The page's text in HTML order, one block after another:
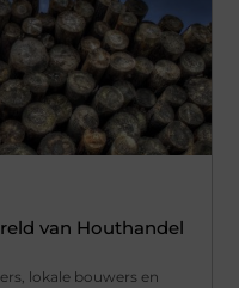
van Houthandel
lokale bouwers en